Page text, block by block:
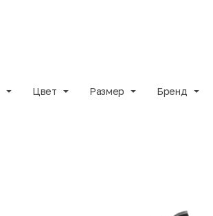
Цвет Размер Бренд